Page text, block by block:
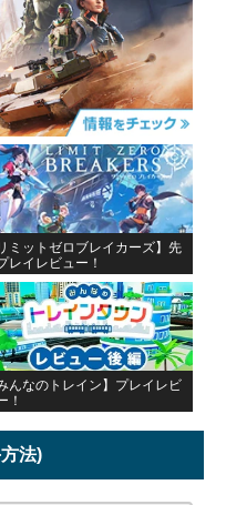
ミットゼロブレイカーズ】先
レイレビュー！
んなのトレイン】プレイレビ
！
法)